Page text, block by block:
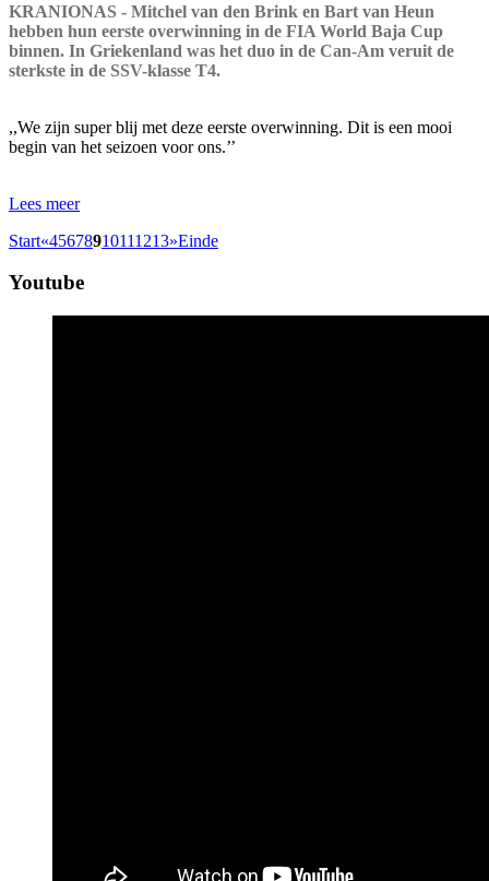
KRANIONAS - Mitchel van den Brink en Bart van Heun
hebben hun eerste overwinning in de FIA World Baja Cup
binnen. In Griekenland was het duo in de Can-Am veruit de
sterkste in de SSV-klasse T4.
,,We zijn super blij met deze eerste overwinning. Dit is een mooi
begin van het seizoen voor ons.’’
Lees meer
Start«45678910111213»Einde
Youtube